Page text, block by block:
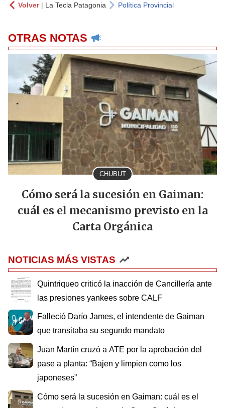
Volver| La Tecla Patagonia Política Provincial
OTRAS NOTAS
CHUBUT
Cómo será la sucesión en Gaiman:
cuál es el mecanismo previsto en la
Carta Orgánica
NOTICIAS MÁS VISTAS
Quintriqueo criticó la inacción de Cancillería ante
las presiones yankees sobre CALF
Falleció Darío James, el intendente de Gaiman
que transitaba su segundo mandato
Juan Martín cruzó a ATE por la aprobación del
pase a planta: “Bajen y limpien como los
japoneses”
Cómo será la sucesión en Gaiman: cuál es el